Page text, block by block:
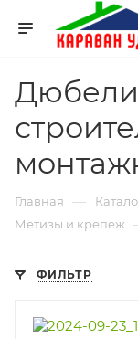
Дюбели
Главная —
Метизы и крепеж
ФИЛЬТР